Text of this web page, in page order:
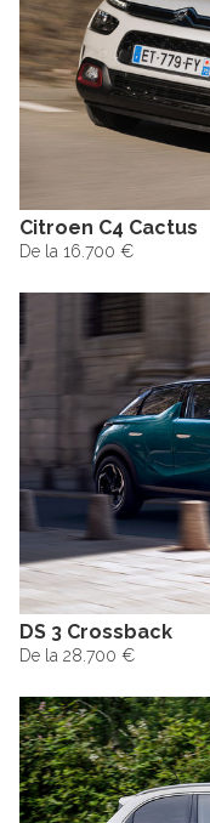
Citroen C4 Cactus
De la 16.700 €
DS 3 Crossback
De la 28.700 €